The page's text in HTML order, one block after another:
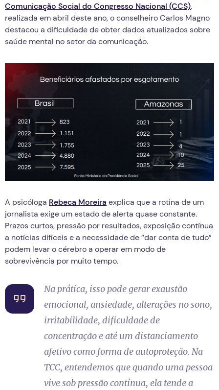
Comunicação Social do Congresso Nacional (CCS),
realizada em abril deste ano, o conselheiro Carlos Magno
destacou a dificuldade de obter dados atualizados sobre
saúde mental no setor da comunicação.
A psicóloga Rebeca Moreira explica que a rotina de um
jornalista exige um estado de alerta quase constante.
Prazos curtos, pressão por resultados, exposição contínua
a notícias difíceis e a necessidade de “dar conta de tudo”
podem levar o cérebro a operar em modo de
sobrevivência por muito tempo.
Na prática, isso pode gerar exaustão
emocional, ansiedade, alterações no sono,
irritabilidade, dificuldade de
concentração e até um distanciamento
afetivo como forma de autoproteção. Na
TCC, entendemos que quando uma pessoa
vive sob pressão contínua, ela tende a